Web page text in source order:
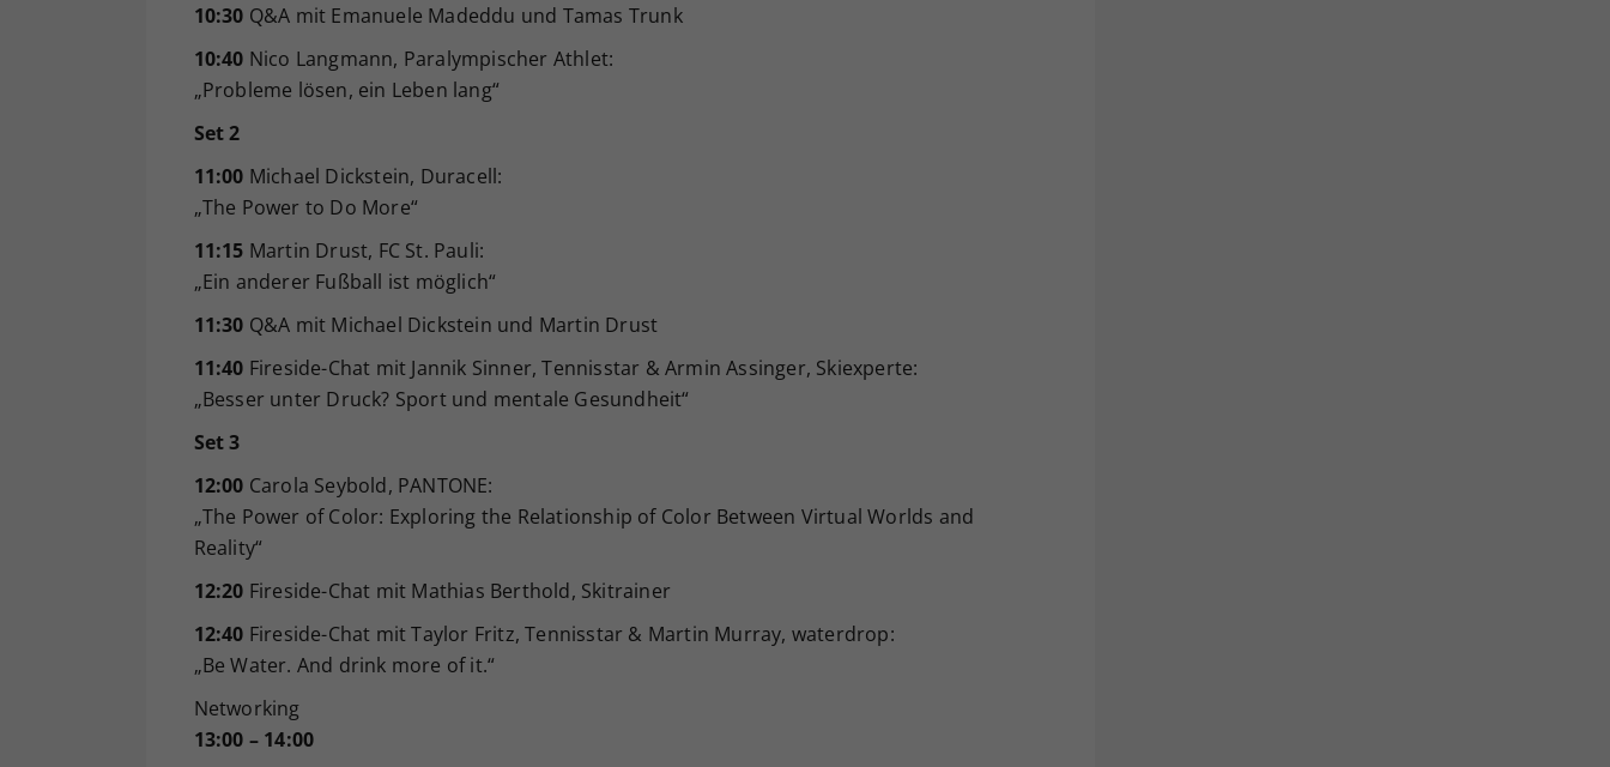
10:30 Q&A mit Emanuele Madeddu und Tamas Trunk
10:40 Nico Langmann, Paralympischer Athlet:
„Probleme lösen, ein Leben lang“
Set 2
11:00 Michael Dickstein, Duracell:
„The Power to Do More“
11:15 Martin Drust, FC St. Pauli:
„Ein anderer Fußball ist möglich“
11:30 Q&A mit Michael Dickstein und Martin Drust
11:40 Fireside-Chat mit Jannik Sinner, Tennisstar & Armin Assinger, Skiexperte:
„Besser unter Druck? Sport und mentale Gesundheit“
Set 3
12:00 Carola Seybold, PANTONE:
„The Power of Color: Exploring the Relationship of Color Between Virtual Worlds and
Reality“
12:20 Fireside-Chat mit Mathias Berthold, Skitrainer
12:40 Fireside-Chat mit Taylor Fritz, Tennisstar & Martin Murray, waterdrop:
„Be Water. And drink more of it.“
Networking
13:00 – 14:00